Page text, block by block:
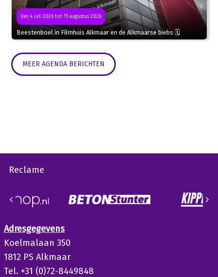
Van 4 juli 2026 tot 15 augustus 2026
Beestenboel in Filmhuis Alkmaar en de Alkmaarse biebs 🗓
MEER AGENDA BERICHTEN
Reclame
Adresgegevens
Koelmalaan 350
1812 PS Alkmaar
Tel. +31 (0)72-8449848